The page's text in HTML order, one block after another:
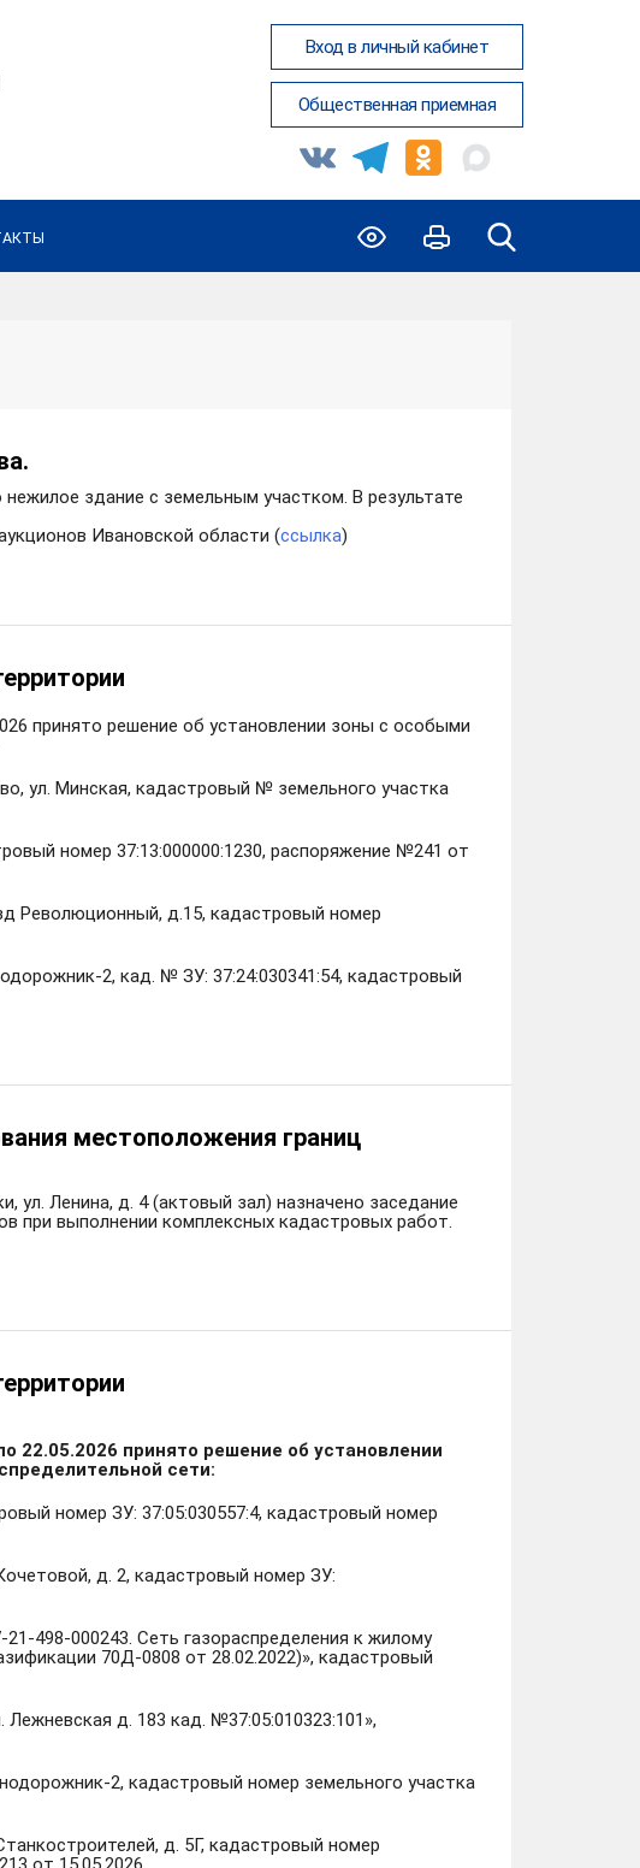
Вход в личный кабинет
Общественная приемная
здание с земельным участком. В результате
Ивановской области (ссылка)
принято решение об установлении зоны с особыми
ул. Минская, кадастровый № земельного участка
номер 37:13:000000:1230, распоряжение №241 от
Революционный, д.15, кадастровый номер
2, кад. № ЗУ: 37:24:030341:54, кадастровый
местоположения границ
ул. Ленина, д. 4 (актовый зал) назначено заседание
при выполнении комплексных кадастровых работ.
22.05.2026 принято решение об установлении
сети:
номер ЗУ: 37:05:030557:4, кадастровый номер
д. 2, кадастровый номер ЗУ:
498-000243. Сеть газораспределения к жилому
70Д-0808 от 28.02.2022)», кадастровый
д. 183 кад. №37:05:010323:101»,
2, кадастровый номер земельного участка
д. 5Г, кадастровый номер